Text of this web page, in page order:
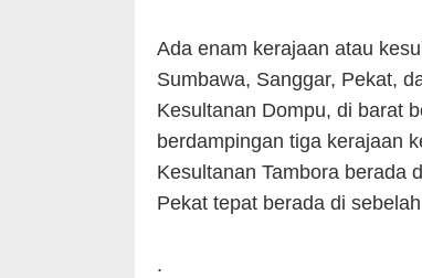
Ada enam kerajaan atau
Sumbawa, Sanggar, Pekat,
Kesultanan Dompu, di barat
berdampingan tiga kerajaan
Kesultanan Tambora berada
Pekat tepat berada di
.